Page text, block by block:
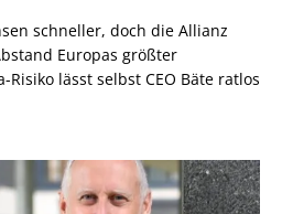
schneller, doch die Allianz
Europas größter
lässt selbst CEO Bäte ratlos